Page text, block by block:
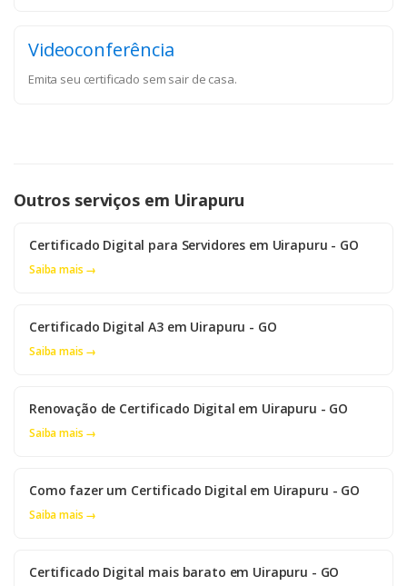
Videoconferência
Emita seu certificado sem sair de casa.
Outros serviços em Uirapuru
Certificado Digital para Servidores em Uirapuru - GO
Saiba mais →
Certificado Digital A3 em Uirapuru - GO
Saiba mais →
Renovação de Certificado Digital em Uirapuru - GO
Saiba mais →
Como fazer um Certificado Digital em Uirapuru - GO
Saiba mais →
Certificado Digital mais barato em Uirapuru - GO